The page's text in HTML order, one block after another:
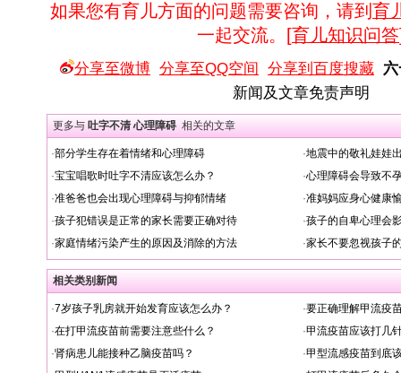
如果您有育儿方面的问题需要咨询，请到 育
一起交流。[育儿知识问答
分享至微博 分享至QQ空间 分享到百度搜藏
新闻及文章免责声明
更多与 吐字不清 心理障碍 相关的文章
·部分学生存在着情绪和心理障碍 ·地震中的敬礼娃娃
·宝宝唱歌时吐字不清应该怎么办？ ·心理障碍会导致不
·准爸爸也会出现心理障碍与抑郁情绪 ·准妈妈应身心健康
·孩子犯错误是正常的家长需要正确对待 ·孩子的自卑心理会
·家庭情绪污染产生的原因及消除的方法 ·家长不要忽视孩子
相关类别新闻
·7岁孩子乳房就开始发育应该怎么办？ ·要正确理解甲流疫
·在打甲流疫苗前需要注意些什么？ ·甲流疫苗应该打几
·肾病患儿能接种乙脑疫苗吗？ ·甲型流感疫苗到底